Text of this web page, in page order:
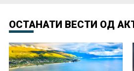
ОСТАНАТИ ВЕСТИ ОД